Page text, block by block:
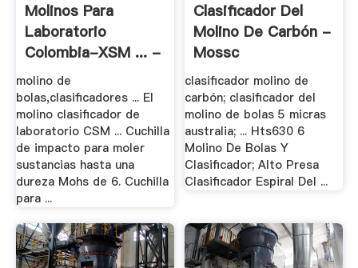
Molinos Para
Laboratorio
Colombia-XSM ... -
.
molino de
bolas,clasificadores ... El
molino clasificador de
laboratorio CSM ... Cuchilla
de impacto para moler
sustancias hasta una
dureza Mohs de 6. Cuchilla
para ...
Clasificador Del
Molino De Carbón -
Mossc
clasificador molino de
carbón; clasificador del
molino de bolas 5 micras
australia; ... Hts630 6
Molino De Bolas Y
Clasificador; Alto Presa
Clasificador Espiral Del ...